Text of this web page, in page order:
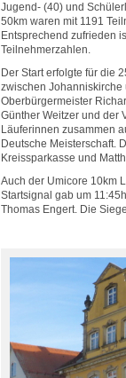
Jugend- (40) und
50km waren mit 1191
Entsprechend zufrieden
Teilnehmerzahlen.
Der Start erfolgte für die
zwischen Johanniskirche
Oberbürgermeister
Günther Weitzer und der
Läuferinnen zusammen
Deutsche Meisterschaft.
Kreissparkasse und
Auch der Umicore 10km
Startsignal gab um
Thomas Engert. Die